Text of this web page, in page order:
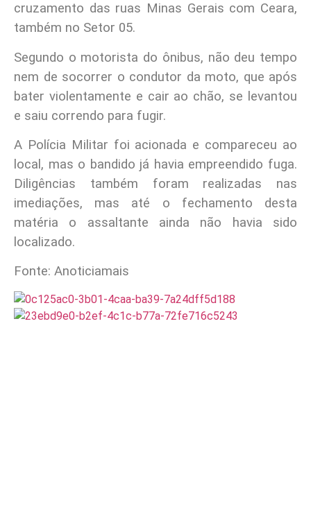
cruzamento das ruas Minas Gerais com Ceara,
também no Setor 05.
Segundo o motorista do ônibus, não deu tempo
nem de socorrer o condutor da moto, que após
bater violentamente e cair ao chão, se levantou
e saiu correndo para fugir.
A Polícia Militar foi acionada e compareceu ao
local, mas o bandido já havia empreendido fuga.
Diligências também foram realizadas nas
imediações, mas até o fechamento desta
matéria o assaltante ainda não havia sido
localizado.
Fonte: Anoticiamais